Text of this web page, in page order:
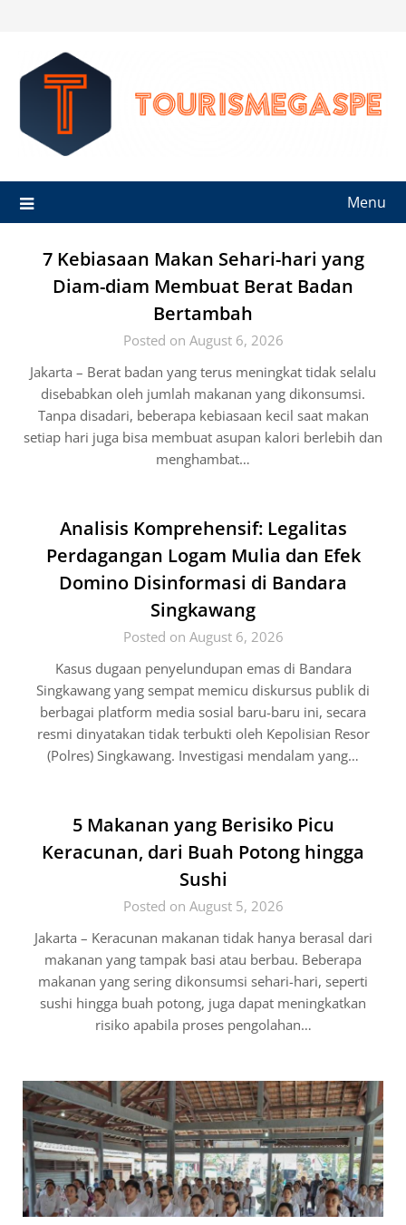
content
Menu
7 Kebiasaan Makan Sehari-hari yang
Diam-diam Membuat Berat Badan
Bertambah
Posted on August 6, 2026
Jakarta – Berat badan yang terus meningkat tidak selalu
disebabkan oleh jumlah makanan yang dikonsumsi.
Tanpa disadari, beberapa kebiasaan kecil saat makan
setiap hari juga bisa membuat asupan kalori berlebih dan
menghambat…
Analisis Komprehensif: Legalitas
Perdagangan Logam Mulia dan Efek
Domino Disinformasi di Bandara
Singkawang
Posted on August 6, 2026
Kasus dugaan penyelundupan emas di Bandara
Singkawang yang sempat memicu diskursus publik di
berbagai platform media sosial baru-baru ini, secara
resmi dinyatakan tidak terbukti oleh Kepolisian Resor
(Polres) Singkawang. Investigasi mendalam yang…
5 Makanan yang Berisiko Picu
Keracunan, dari Buah Potong hingga
Sushi
Posted on August 5, 2026
Jakarta – Keracunan makanan tidak hanya berasal dari
makanan yang tampak basi atau berbau. Beberapa
makanan yang sering dikonsumsi sehari-hari, seperti
sushi hingga buah potong, juga dapat meningkatkan
risiko apabila proses pengolahan…